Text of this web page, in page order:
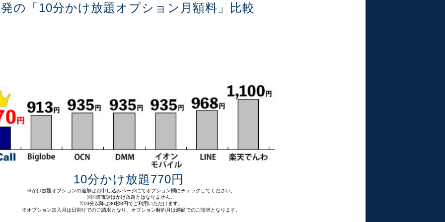
の「10分かけ放題オプション月額料」比較
10分かけ放題770円
※かけ放題オプションの追加はお申し込みページにてオプション欄にチェックしてください。
※国際電話はかけ放題とはなりません。
※10分以降は30秒8円でご利用いただけます。
※オプション加入月は日割りでのご請求となり、オプション解約月は満額でのご請求となります。